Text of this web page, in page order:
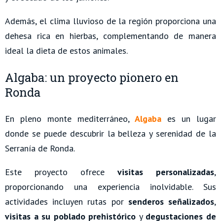
Además, el clima lluvioso de la región proporciona una
dehesa rica en hierbas, complementando de manera
ideal la dieta de estos animales.
Algaba: un proyecto pionero en
Ronda
En pleno monte mediterráneo,Algaba es un lugar
donde se puede descubrir la belleza y serenidad de la
Serranía de Ronda.
Este proyecto ofrece visitas personalizadas,
proporcionando una experiencia inolvidable. Sus
actividades incluyen rutas por senderos señalizados,
visitas a su poblado prehistórico y degustaciones de